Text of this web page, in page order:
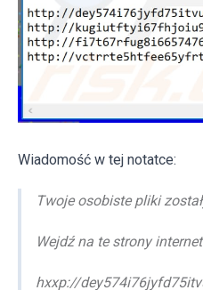
Wiadomość w tej notatce:
Twoje osobiste pliki
Wejdź na te strony
hxxp://